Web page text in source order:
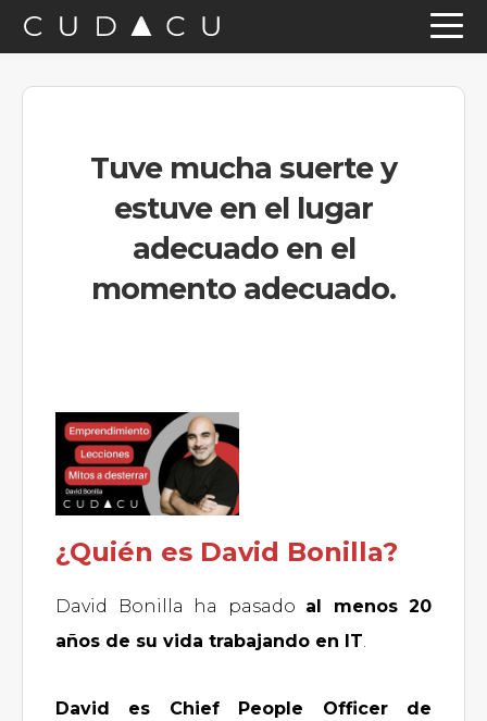
Saltar
a
Saltar
al
contenido
Saltar
a
Tuve mucha suerte y
estuve en el lugar
adecuado en el
momento adecuado.
¿Quién es David Bonilla?
David Bonilla ha pasado al menos 20
años de su vida trabajando en IT.
David es Chief People Officer de